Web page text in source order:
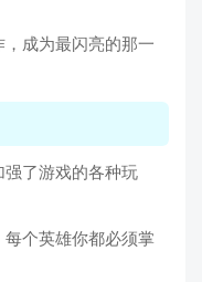
成为最闪亮的那一
了游戏的各种玩
个英雄你都必须掌